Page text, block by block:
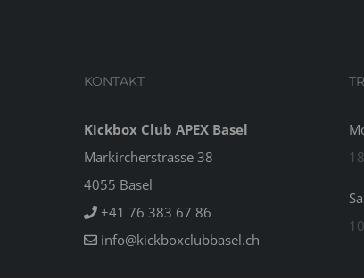
KONTAKT
Kickbox Club APEX Basel
Markircherstrasse 38
4055 Basel
+41 76 383 67 86
info@kickboxclubbasel.ch